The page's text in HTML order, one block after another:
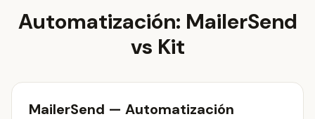
Automatización: MailerSend
vs Kit
MailerSend — Automatización